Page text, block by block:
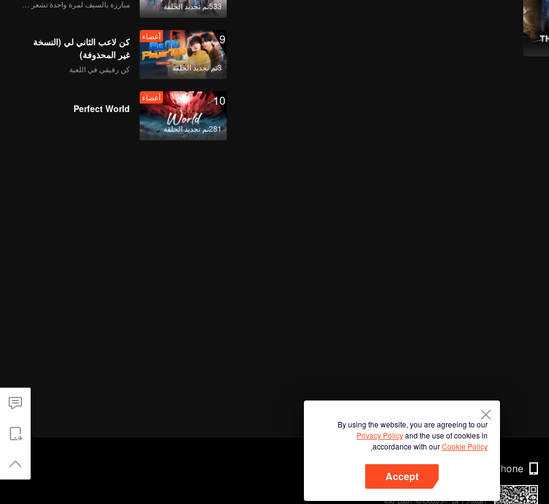
533تم تجديد الحلقة
9
3تم تجديد الحلقة
أعضاء
كن لاعب الثاني لي (النسخة
غير المحذوفة)
كن رفيقي في اللعبة
10
281تم تجديد الحلقة
أعضاء
Perfect World
By using the website, you are agreeing to our
Privacy Policyand the use of cookies in
accordance with ourCookie Policy.
Accept
Phone
امسح رمز الاستجابة السريعة